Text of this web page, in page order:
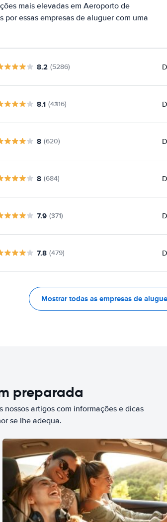
mais elevadas em Aeroporto de
essas empresas de aluguer com uma
8.2 (5286)
8.1 (4316)
8 (620)
8 (684)
7.9 (371)
7.8 (479)
Mostrar todas as empresas de
preparada
nossos artigos com informações e dicas
se lhe adequa.